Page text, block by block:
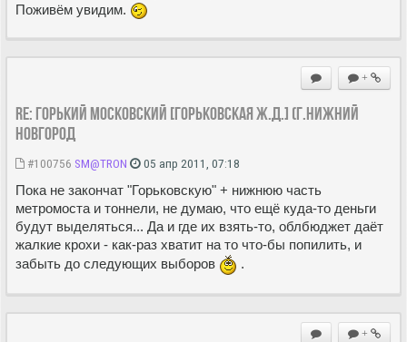
Поживём увидим.
+
Re: ГОРЬКИЙ МОСКОВСКИЙ [Горьковская Ж.Д.] (г.Нижний
Новгород
#100756 SM@TRON 05 апр 2011, 07:18
Пока не закончат "Горьковскую" + нижнюю часть
метромоста и тоннели, не думаю, что ещё куда-то деньги
будут выделяться... Да и где их взять-то, облбюджет даёт
жалкие крохи - как-раз хватит на то что-бы попилить, и
забыть до следующих выборов
.
+